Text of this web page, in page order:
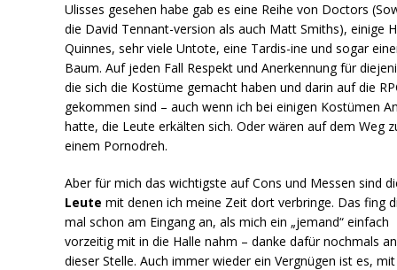
Ulisses gesehen habe gab es eine Reihe von Doctors
die David Tennant-version als auch Matt Smiths), einige
Quinnes, sehr viele Untote, eine Tardis-ine und sogar
Baum. Auf jeden Fall Respekt und Anerkennung für
die sich die Kostüme gemacht haben und darin auf die
gekommen sind – auch wenn ich bei einigen Kostümen
hatte, die Leute erkälten sich. Oder wären auf dem Weg
einem Pornodreh.
Aber für mich das wichtigste auf Cons und Messen sind
Leute mit denen ich meine Zeit dort verbringe. Das fing
mal schon am Eingang an, als mich ein „jemand“ einfach
vorzeitig mit in die Halle nahm – danke dafür nochmals an
dieser Stelle. Auch immer wieder ein Vergnügen ist es,